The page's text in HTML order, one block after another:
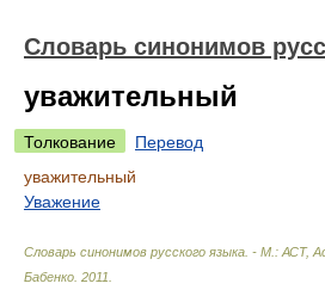
Словарь синонимов
уважительный
Толкование
Перевод
уважительный
Уважение
Словарь синонимов русского языка. - М.: АСТ,
Бабенко 2011